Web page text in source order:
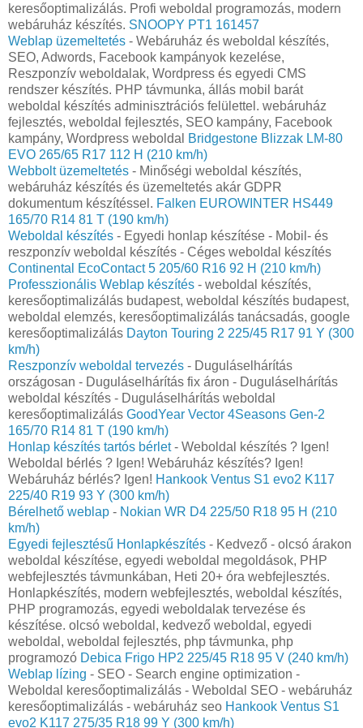
keresőoptimalizálás. Profi weboldal programozás, modern
webáruház készítés. SNOOPY PT1 161457
Weblap üzemeltetés - Webáruház és weboldal készítés,
SEO, Adwords, Facebook kampányok kezelése,
Reszponzív weboldalak, Wordpress és egyedi CMS
rendszer készítés. PHP távmunka, állás mobil barát
weboldal készítés adminisztrációs felülettel. webáruház
fejlesztés, weboldal fejlesztés, SEO kampány, Facebook
kampány, Wordpress weboldal
Bridgestone Blizzak LM-80
EVO 265/65 R17 112 H (210 km/h)
Webbolt üzemeltetés - Minőségi weboldal készítés,
webáruház készítés és üzemeltetés akár GDPR
dokumentum készítéssel. Falken EUROWINTER HS449
165/70 R14 81 T (190 km/h)
Weboldal készítés - Egyedi honlap készítése - Mobil- és
reszponzív weboldal készítés - Céges weboldal készítés
Continental EcoContact 5 205/60 R16 92 H (210 km/h)
Professzionális Weblap készítés - weboldal készítés,
keresőoptimalizálás budapest, weboldal készítés budapest,
weboldal elemzés, keresőoptimalizálás tanácsadás, google
keresőoptimalizálás Dayton Touring 2 225/45 R17 91 Y (300
km/h)
Reszponzív weboldal tervezés - Duguláselhárítás
országosan - Duguláselhárítás fix áron - Duguláselhárítás
weboldal készítés - Duguláselhárítás weboldal
keresőoptimalizálás GoodYear Vector 4Seasons Gen-2
165/70 R14 81 T (190 km/h)
Honlap készítés tartós bérlet- Weboldal készítés ? Igen!
Weboldal bérlés ? Igen! Webáruház készítés? Igen!
Webáruház bérlés? Igen! Hankook Ventus S1 evo2 K117
225/40 R19 93 Y (300 km/h)
Bérelhető weblap - Nokian WR D4 225/50 R18 95 H (210
km/h)
Egyedi fejlesztésű Honlapkészítés - Kedvező - olcsó árakon
weboldal készítése, egyedi weboldal megoldások, PHP
webfejlesztés távmunkában, Heti 20+ óra webfejlesztés.
Honlapkészítés, modern webfejlesztés, weboldal készítés,
PHP programozás, egyedi weboldalak tervezése és
készítése. olcsó weboldal, kedvező weboldal, egyedi
weboldal, weboldal fejlesztés, php távmunka, php
programozó Debica Frigo HP2 225/45 R18 95 V (240 km/h)
Weblap lízing - SEO - Search engine optimization -
Weboldal keresőoptimalizálás - Weboldal SEO - webáruház
keresőoptimalizálás - webáruház seo Hankook Ventus S1
evo2 K117 275/35 R18 99 Y (300 km/h)